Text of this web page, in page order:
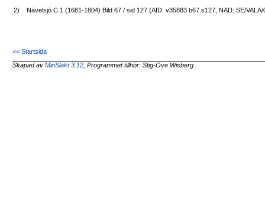
2) Nävelsjö C:1 (1681-1804) Bild 67 / sid 127 (AID: v35883.b67.s127, NAD: SE/VALA/
<< Startsida
Skapad avMinSläkt 3.12 , Programmet tillhör: Stig-Ove Wisberg